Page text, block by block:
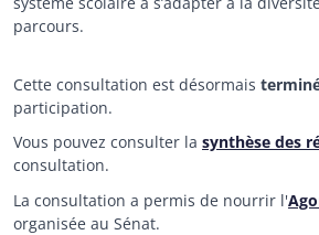
parcours.
Cette consultation est désormais
participation.
Vous pouvez consulter la synthèse des
consultation.
La consultation a permis de nourrir l'
organisée au Sénat.